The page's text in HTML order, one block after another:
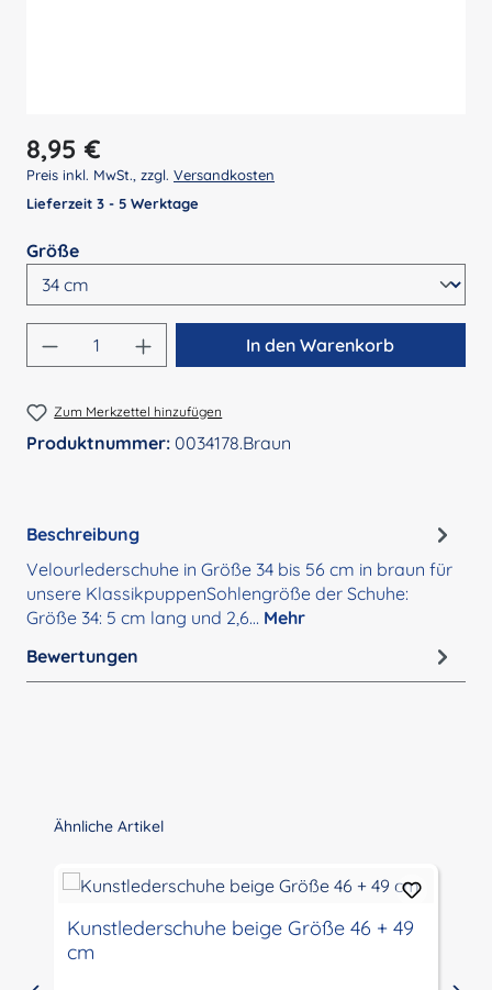
Regulärer Preis:
8,95 €
Preis inkl. MwSt., zzgl. Versandkosten
Lieferzeit 3 - 5 Werktage
Größeauswählen
Produkt Anzahl: Gib den gewünschten
In den Warenkorb
Zum Merkzettel hinzufügen
Produktnummer: 0034178.Braun
Beschreibung
Velourlederschuhe in Größe 34 bis 56 cm in braun für
unsere KlassikpuppenSohlengröße der Schuhe:
Größe 34: 5 cm lang und 2,6… Mehr
Bewertungen
Produktgalerie überspringen
Ähnliche Artikel
Kunstlederschuhe beige Größe 46 + 49
cm